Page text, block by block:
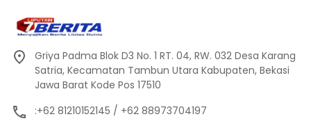
Griya Padma Blok D3 No. 1 RT. 04, RW. 032 Desa Karang
Satria, Kecamatan Tambun Utara Kabupaten, Bekasi
Jawa Barat Kode Pos 17510
:+62 81210152145 / +62 88973704197